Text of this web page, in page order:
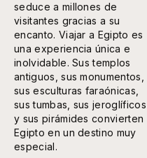
seduce a millones de
visitantes gracias a su
encanto. Viajar a Egipto es
una experiencia única e
inolvidable. Sus templos
antiguos, sus monumentos,
sus esculturas faraónicas,
sus tumbas, sus jeroglíficos
y sus pirámides convierten
Egipto en un destino muy
especial.